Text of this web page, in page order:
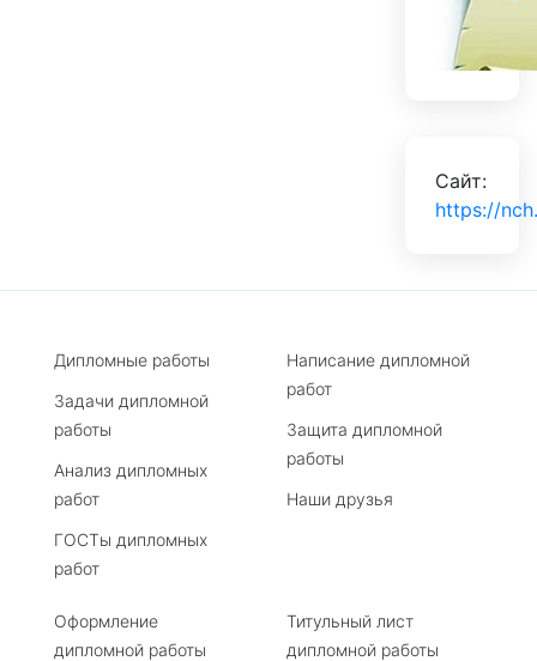
Сайт:
https://
Дипломные работы
Задачи дипломной
работы
Анализ дипломных
работ
ГОСТы дипломных
работ
Написание дипломной
работ
Защита дипломной
работы
Наши друзья
Оформление
дипломной работы
Титульный лист
дипломной работы